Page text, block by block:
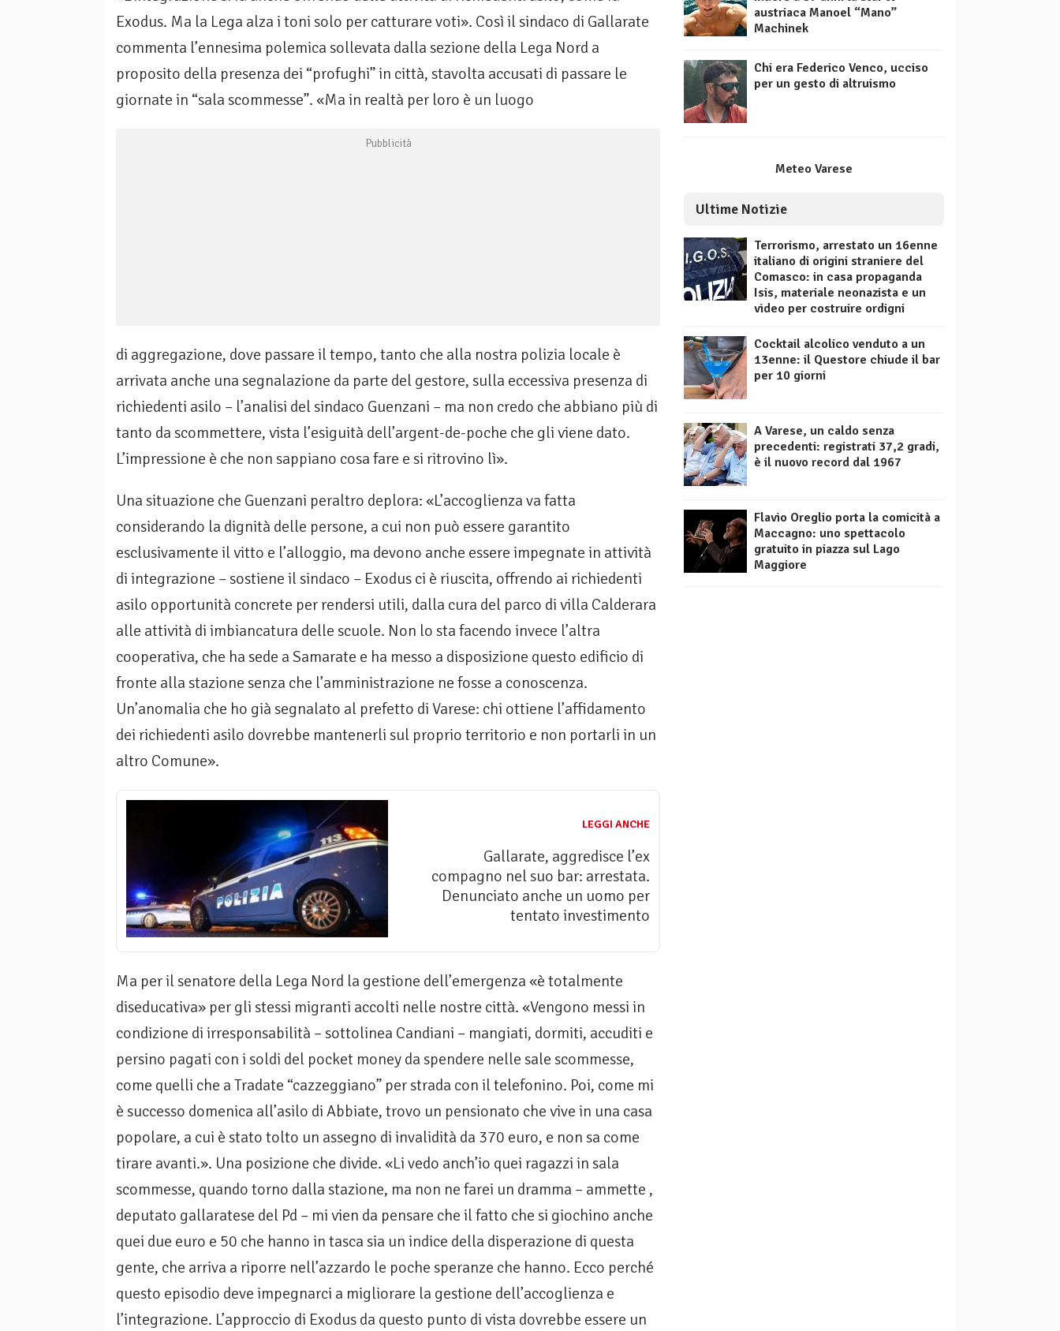
Exodus. Ma la Lega alza i toni solo per catturare voti». Così il sindaco di Gallarate
commenta l’ennesima polemica sollevata dalla sezione della Lega Nord a
proposito della presenza dei “profughi” in città, stavolta accusati di passare le
giornate in “sala scommesse”. «Ma in realtà per loro è un luogo
di aggregazione, dove passare il tempo, tanto che alla nostra polizia locale è
arrivata anche una segnalazione da parte del gestore, sulla eccessiva presenza di
richiedenti asilo – l’analisi del sindaco Guenzani – ma non credo che abbiano più di
tanto da scommettere, vista l’esiguità dell’argent-de-poche che gli viene dato.
L’impressione è che non sappiano cosa fare e si ritrovino lì».
Una situazione che Guenzani peraltro deplora: «L’accoglienza va fatta
considerando la dignità delle persone, a cui non può essere garantito
esclusivamente il vitto e l’alloggio, ma devono anche essere impegnate in attività
di integrazione – sostiene il sindaco – Exodus ci è riuscita, offrendo ai richiedenti
asilo opportunità concrete per rendersi utili, dalla cura del parco di villa Calderara
alle attività di imbiancatura delle scuole. Non lo sta facendo invece l’altra
cooperativa, che ha sede a Samarate e ha messo a disposizione questo edificio di
fronte alla stazione senza che l’amministrazione ne fosse a conoscenza.
Un’anomalia che ho già segnalato al prefetto di Varese: chi ottiene l’affidamento
dei richiedenti asilo dovrebbe mantenerli sul proprio territorio e non portarli in un
altro Comune».
LEGGI ANCHE
Gallarate, aggredisce l’ex
compagno nel suo bar: arrestata.
Denunciato anche un uomo per
tentato investimento
Ma per il senatore della Lega Nord la gestione dell’emergenza «è totalmente
diseducativa» per gli stessi migranti accolti nelle nostre città. «Vengono messi in
condizione di irresponsabilità – sottolinea Candiani – mangiati, dormiti, accuditi e
persino pagati con i soldi del pocket money da spendere nelle sale scommesse,
come quelli che a Tradate “cazzeggiano” per strada con il telefonino. Poi, come mi
è successo domenica all’asilo di Abbiate, trovo un pensionato che vive in una casa
popolare, a cui è stato tolto un assegno di invalidità da 370 euro, e non sa come
tirare avanti.». Una posizione che divide. «Li vedo anch’io quei ragazzi in sala
scommesse, quando torno dalla stazione, ma non ne farei un dramma – ammette ,
deputato gallaratese del Pd – mi vien da pensare che il fatto che si giochino anche
quei due euro e 50 che hanno in tasca sia un indice della disperazione di questa
gente, che arriva a riporre nell’azzardo le poche speranze che hanno. Ecco perché
questo episodio deve impegnarci a migliorare la gestione dell’accoglienza e
l’integrazione. L’approccio di Exodus da questo punto di vista dovrebbe essere un
austriaca Manoel “Mano”
Machinek
Chi era Federico Venco, ucciso
per un gesto di altruismo
Meteo Varese
Ultime Notizie
Terrorismo, arrestato un 16enne
italiano di origini straniere del
Comasco: in casa propaganda
Isis, materiale neonazista e un
video per costruire ordigni
Cocktail alcolico venduto a un
13enne: il Questore chiude il bar
per 10 giorni
A Varese, un caldo senza
precedenti: registrati 37,2 gradi,
è il nuovo record dal 1967
Flavio Oreglio porta la comicità a
Maccagno: uno spettacolo
gratuito in piazza sul Lago
Maggiore